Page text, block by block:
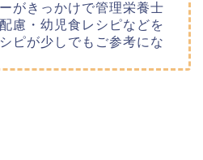
がきっかけで管理栄養士
慮・幼児食レシピなどを
ピが少しでもご参考にな